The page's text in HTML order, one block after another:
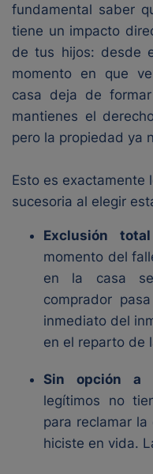
fundamental saber
tiene un impacto
de tus hijos: desde
momento en que
casa deja de
mantienes el
pero la propiedad ya
Esto es exactamente
sucesoria al elegir
Exclusión
momento del
en la casa
comprador
inmediato del
en el reparto de
Sin opción a
legítimos no
para reclamar
hiciste en vida.